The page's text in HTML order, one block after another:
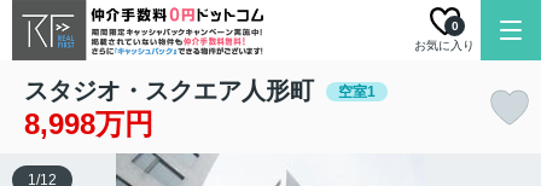
お気に入り
0
スタジオ・スクエア人形町 空室1
8,998万円
1/12